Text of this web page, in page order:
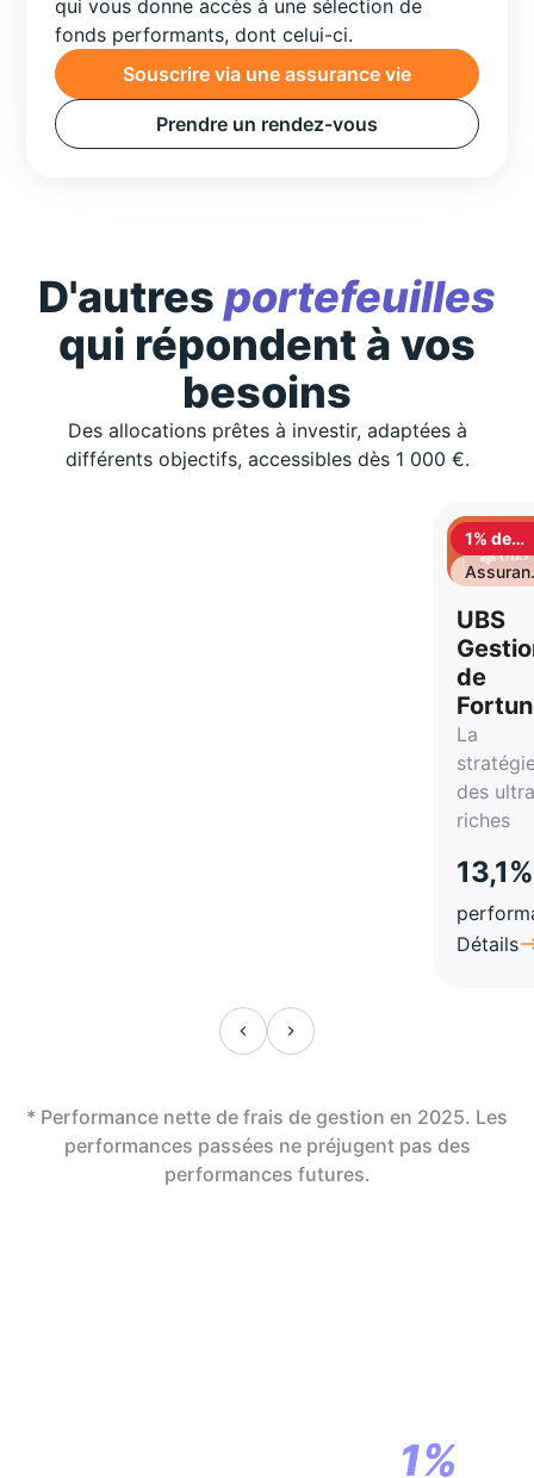
qui vous donne accès à une sélection de
fonds performants, dont celui-ci.
Souscrire via une assurance vie
Prendre un rendez-vous
D'autres portefeuilles
qui répondent à vos
besoins
Des allocations prêtes à investir, adaptées à
différents objectifs, accessibles dès 1 000 €.
1% de
UBS
de
La
des
riches
13,1%
Détails
* Performance nette de frais de gestion en 2025. Les
performances passées ne préjugent pas des
performances futures.
1%